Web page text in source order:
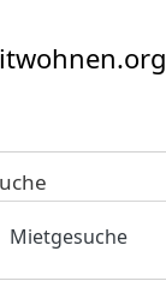
Mietgesuche